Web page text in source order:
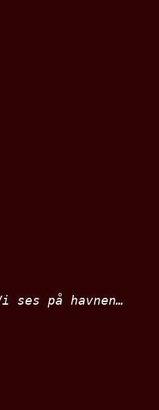
ses på havnen…